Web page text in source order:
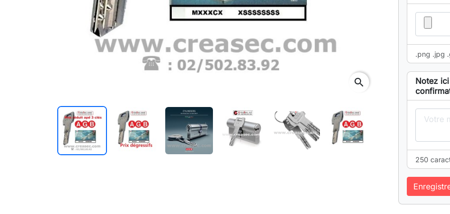
search
.png .jpg
Notez
250